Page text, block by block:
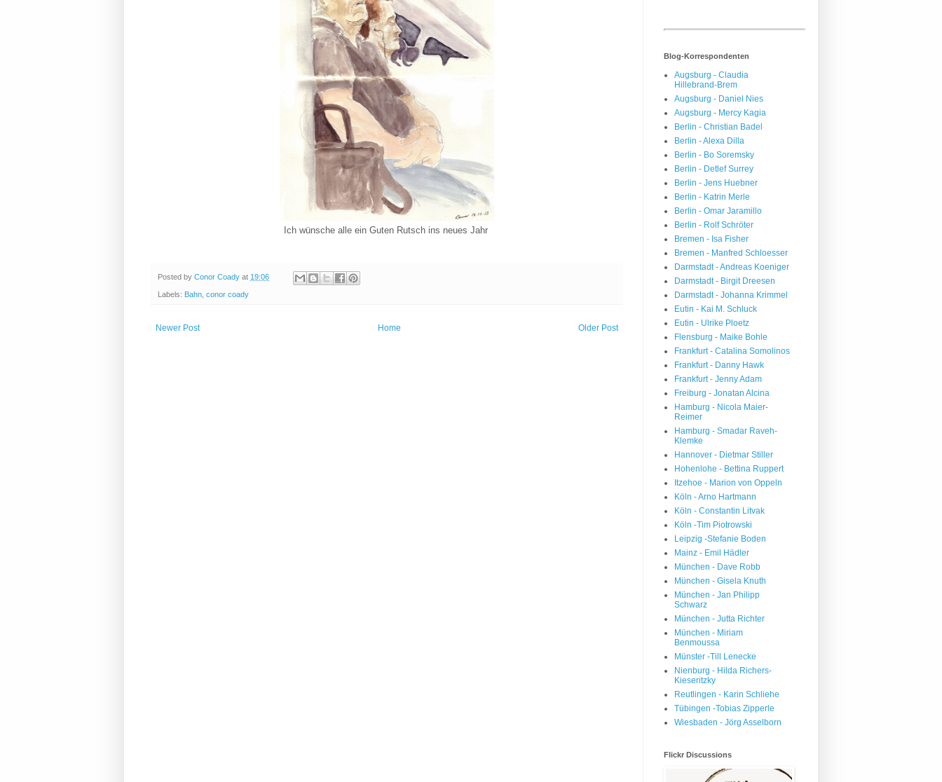
Ich wünsche alle ein Guten Rutsch ins neues Jahr
Posted by Conor Coady at 19:06
Labels: Bahn conor coady
Newer Post Older Post
Home
Blog-Korrespondenten
Augsburg - Claudia
Hillebrand-Brem
Augsburg - Daniel Nies
Augsburg - Mercy Kagia
Berlin - Christian Badel
Berlin - Alexa Dilla
Berlin - Bo Soremsky
Berlin - Detlef Surrey
Berlin - Jens Huebner
Berlin - Katrin Merle
Berlin - Omar Jaramillo
Berlin - Rolf Schröter
Bremen - Isa Fisher
Bremen - Manfred Schloesser
Darmstadt - Andreas Koeniger
Darmstadt - Birgit Dreesen
Darmstadt - Johanna Krimmel
Eutin - Kai M. Schluck
Eutin - Ulrike Ploetz
Flensburg - Maike Bohle
Frankfurt - Catalina Somolinos
Frankfurt - Danny Hawk
Frankfurt - Jenny Adam
Freiburg - Jonatan Alcina
Hamburg - Nicola Maier-
Reimer
Hamburg - Smadar Raveh-
Klemke
Hannover - Dietmar Stiller
Hohenlohe - Bettina Ruppert
Itzehoe - Marion von Oppeln
Köln - Arno Hartmann
Köln - Constantin Litvak
Köln -Tim Piotrowski
Leipzig -Stefanie Boden
Mainz - Emil Hädler
München - Dave Robb
München - Gisela Knuth
München - Jan Philipp
Schwarz
München - Jutta Richter
München - Miriam
Benmoussa
Münster -Till Lenecke
Nienburg - Hilda Richers-
Kieseritzky
Reutlingen - Karin Schliehe
Tübingen -Tobias Zipperle
Wiesbaden - Jörg Asselborn
Flickr Discussions